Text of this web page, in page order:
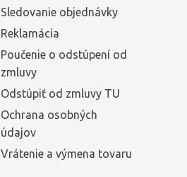
Sledovanie objednávky
Reklamácia
Poučenie o odstúpení od
zmluvy
Odstúpiť od zmluvy TU
Ochrana osobných
údajov
Vrátenie a výmena tovaru